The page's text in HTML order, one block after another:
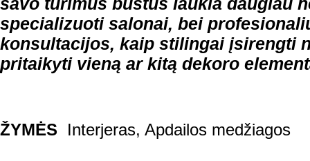
specializuoti salonai, bei
konsultacijos, kaip stilingai įsirengti
pritaikyti vieną ar kitą dekoro
ŽYMĖS Interjeras, Apdailos medžiagos